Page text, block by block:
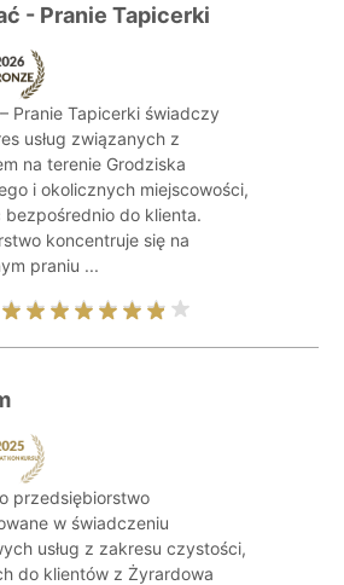
- Pranie Tapicerki
Pranie Tapicerki świadczy
usług związanych z
na terenie Grodziska
i okolicznych miejscowości,
do klienta.
koncentruje się na
praniu ...
przedsiębiorstwo
w świadczeniu
usług z zakresu czystości,
do klientów z Żyrardowa